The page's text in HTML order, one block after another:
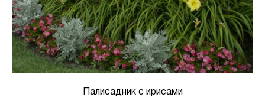
Палисадник с ирисами